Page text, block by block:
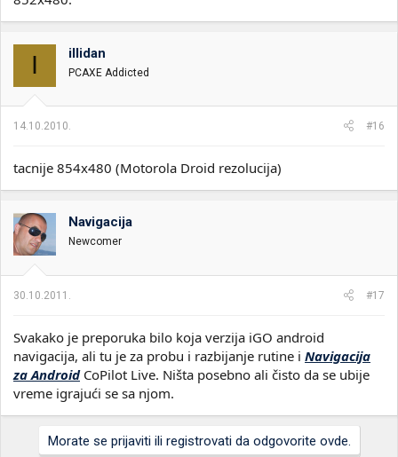
I illidan
PCAXE Addicted
14.10.2010. #16
tacnije 854x480 (Motorola Droid rezolucija)
Navigacija
Newcomer
30.10.2011. #17
Svakako je preporuka bilo koja verzija iGO android
navigacija, ali tu je za probu i razbijanje rutine i Navigacija
za AndroidCoPilot Live. Ništa posebno ali čisto da se ubije
vreme igrajući se sa njom.
Morate se prijaviti ili registrovati da odgovorite ovde.